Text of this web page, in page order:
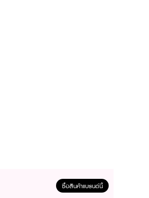
ซื้อสินค้าแบรนด์นี้